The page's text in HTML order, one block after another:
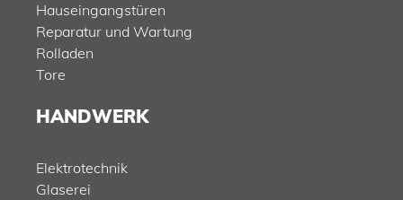
Hauseingangstüren
Reparatur und Wartung
Rolladen
Tore
HANDWERK
Elektrotechnik
Glaserei